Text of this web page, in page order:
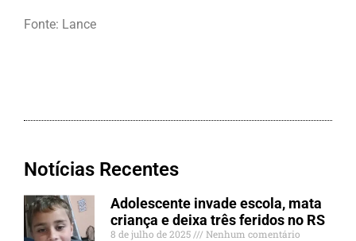
Fonte: Lance
Notícias Recentes
Adolescente invade escola, mata
criança e deixa três feridos no RS
8 de julho de 2025
Nenhum comentário